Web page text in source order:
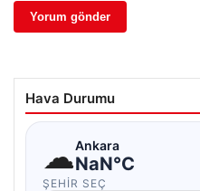
Hava Durumu
☁Ankara
NaN°C
ŞEHIR SEÇ